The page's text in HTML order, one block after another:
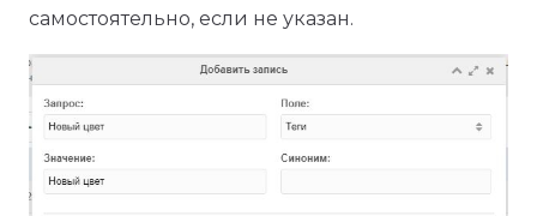
самостоятельно, если не указан.